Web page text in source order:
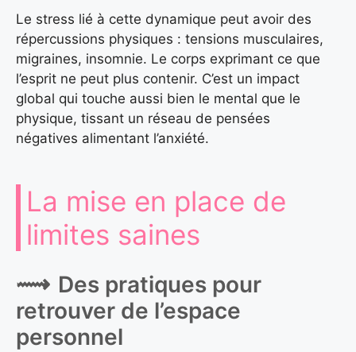
Le stress lié à cette dynamique peut avoir des
répercussions physiques : tensions musculaires,
migraines, insomnie. Le corps exprimant ce que
l’esprit ne peut plus contenir. C’est un impact
global qui touche aussi bien le mental que le
physique, tissant un réseau de pensées
négatives alimentant l’anxiété.
La mise en place de
limites saines
Des pratiques pour
retrouver de l’espace
personnel